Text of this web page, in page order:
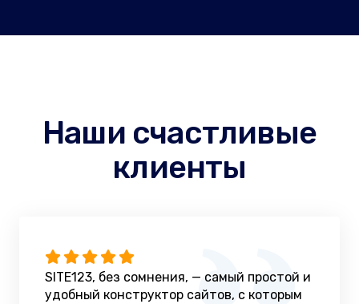
Наши счастливые
клиенты
SITE123, без сомнения, — самый простой и
удобный конструктор сайтов, с которым